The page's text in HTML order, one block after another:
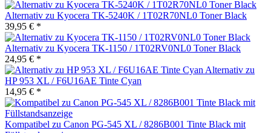
Alternativ zu Kyocera TK-5240K / 1T02R70NL0 Toner Black
39,95 € *
Alternativ zu Kyocera TK-1150 / 1T02RV0NL0 Toner Black
24,95 € *
Alternativ zu
HP 953 XL / F6U16AE Tinte Cyan
14,95 € *
Kompatibel zu Canon PG-545 XL / 8286B001 Tinte Black mit